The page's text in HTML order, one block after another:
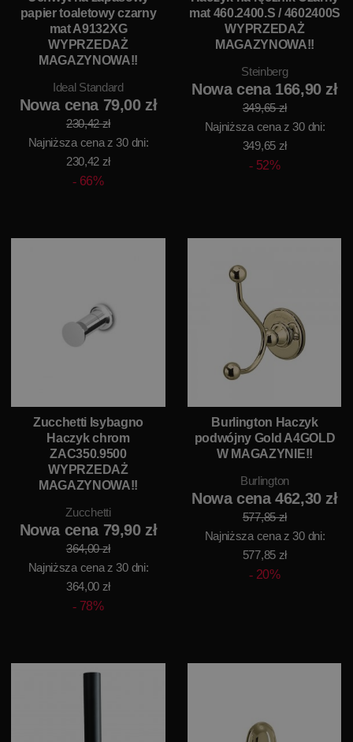
papier toaletowy czarny
mat A9132XG
WYPRZEDAŻ
MAGAZYNOWA!!
Ideal Standard
Nowa cena 79,00 zł
230,42 zł
Najniższa cena z 30 dni:
230,42 zł
66%
mat 460.2400.S / 4602400S
WYPRZEDAŻ
MAGAZYNOWA!!
Steinberg
Nowa cena 166,90 zł
349,65 zł
Najniższa cena z 30 dni:
349,65 zł
52%
Zucchetti Isybagno
Haczyk chrom
ZAC350.9500
WYPRZEDAŻ
MAGAZYNOWA!!
Zucchetti
Nowa cena 79,90 zł
364,00 zł
Najniższa cena z 30 dni:
364,00 zł
78%
Burlington Haczyk
podwójny Gold A4GOLD
W MAGAZYNIE!!
Burlington
Nowa cena 462,30 zł
577,85 zł
Najniższa cena z 30 dni:
577,85 zł
20%